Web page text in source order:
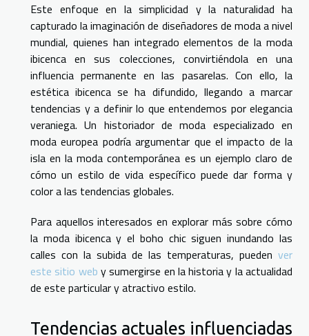
Este enfoque en la simplicidad y la naturalidad ha
capturado la imaginación de diseñadores de moda a nivel
mundial, quienes han integrado elementos de la moda
ibicenca en sus colecciones, convirtiéndola en una
influencia permanente en las pasarelas. Con ello, la
estética ibicenca se ha difundido, llegando a marcar
tendencias y a definir lo que entendemos por elegancia
veraniega. Un historiador de moda especializado en
moda europea podría argumentar que el impacto de la
isla en la moda contemporánea es un ejemplo claro de
cómo un estilo de vida específico puede dar forma y
color a las tendencias globales.
Para aquellos interesados en explorar más sobre cómo
la moda ibicenca y el boho chic siguen inundando las
calles con la subida de las temperaturas, pueden ver
este sitio web y sumergirse en la historia y la actualidad
de este particular y atractivo estilo.
Tendencias actuales influenciadas